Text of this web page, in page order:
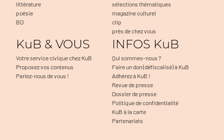
littérature
poésie
BD
sélections thématiques
magazine culturel
clip
près de chez vous
KuB & VOUS
Votre service civique chez KuB
Proposez vos contenus
Parlez-nous de vous !
INFOS KuB
Qui sommes-nous ?
Faire un don (défiscalisé) à KuB
Adhérez à KuB !
Revue de presse
Dossier de presse
Politique de confidentialité
KuB à la carte
Partenariats